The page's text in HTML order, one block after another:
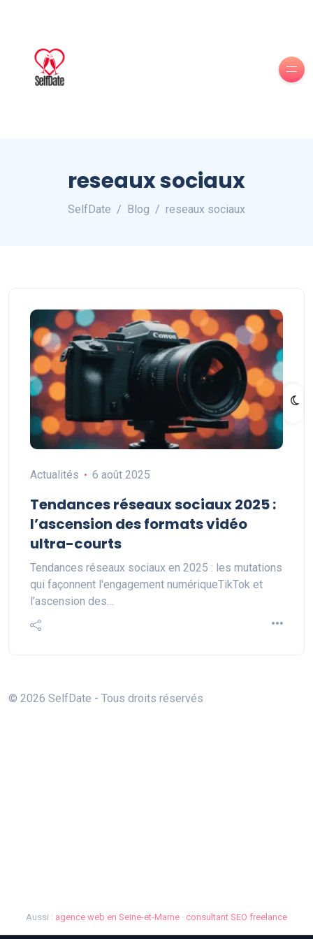
reseaux sociaux
SelfDate Blog reseaux sociaux
Actualités 6 août 2025
Tendances réseaux sociaux 2025 :
l’ascension des formats vidéo
ultra-courts
Tendances réseaux sociaux en 2025 : les mutations
qui façonnent l'engagement numériqueTikTok et
l’ascension des…
© 2026 SelfDate - Tous droits réservés
Aussi : agence web en Seine-et-Marne · consultant SEO freelance